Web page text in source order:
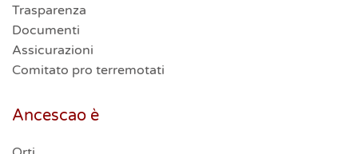
Trasparenza
Documenti
Assicurazioni
Comitato pro terremotati
Ancescao è